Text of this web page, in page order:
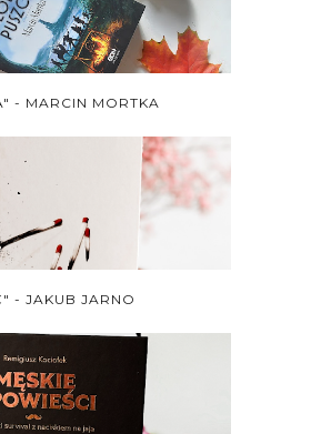
- MARCIN MORTKA
- JAKUB JARNO